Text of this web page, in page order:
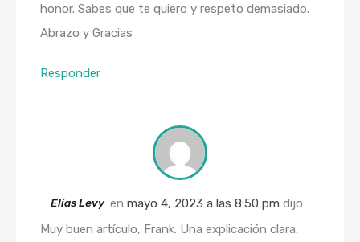
honor. Sabes que te quiero y respeto demasiado.
Abrazo y Gracias
Responder
Elías Levy en mayo 4, 2023 a las 8:50 pm dijo
Muy buen artículo, Frank. Una explicación clara,